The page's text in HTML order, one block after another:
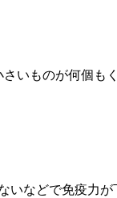
いものが何個も
などで免疫力